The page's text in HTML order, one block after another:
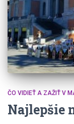
ČO VIDIEŤ A ZAŽIŤ V
Najlepšie